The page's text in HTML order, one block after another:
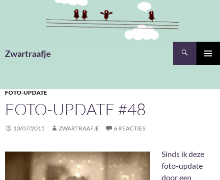
Zwartraafje
FOTO-UPDATE
FOTO-UPDATE #48
13/07/2015 ZWARTRAAFJE 6 REACTIES
Sinds ik deze
foto-update
door een